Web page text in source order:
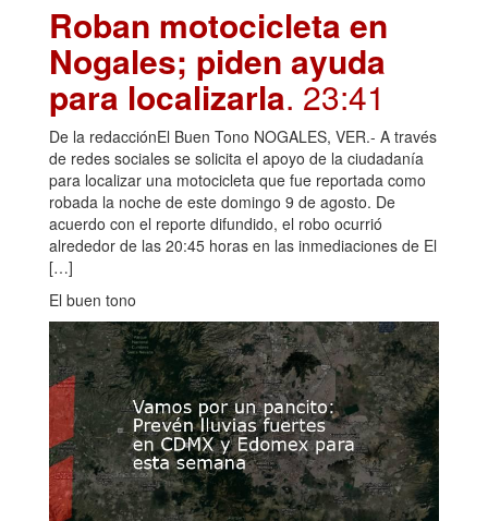
Roban motocicleta en
Nogales; piden ayuda
para localizarla. 23:41
De la redacciónEl Buen Tono NOGALES, VER.- A través
de redes sociales se solicita el apoyo de la ciudadanía
para localizar una motocicleta que fue reportada como
robada la noche de este domingo 9 de agosto. De
acuerdo con el reporte difundido, el robo ocurrió
alrededor de las 20:45 horas en las inmediaciones de El
[…]
El buen tono